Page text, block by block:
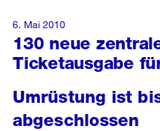
130 neue
Ticketausgabe
Umrüstung ist
abgeschlossen
6. Mai 2010